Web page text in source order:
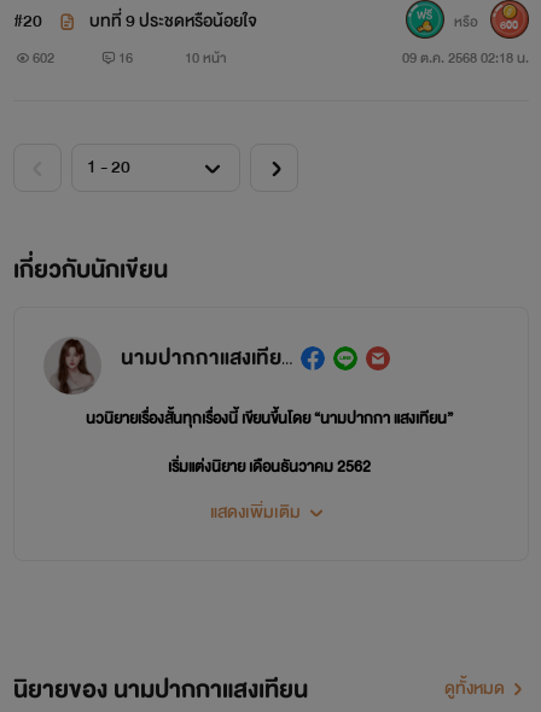
#20 บทที่ 9 ประชดหรือน้อยใจ
602 16 10 หน้า 09 ต.ค. 2568 02:18 น.
หรือ 600
เกี่ยวกับนักเขียน
นามปากกาแสงเทียน
นวนิยายเรื่องสั้นทุกเรื่องนี้ เขียนขึ้นโดย “นามปากกา แสงเทียน”
เริ่มแต่งนิยาย เดือนธันวาคม 2562
หากคุณอยากร้องคุณจะได้ร้อง"
แสดงเพิ่มเติม
นิยายของ นามปากกาแสงเทียน ดูทั้งหมด